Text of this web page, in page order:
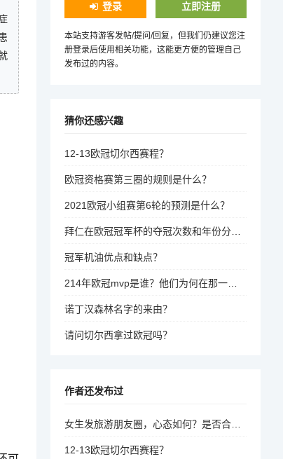
登录 立即注册
本站支持游客发帖/提问/回复，但我们仍建议您注
册登录后使用相关功能，这能更方便的管理自己
发布过的内容。
猜你还感兴趣
12-13欧冠切尔西赛程？
欧冠资格赛第三圈的规则是什么？
2021欧冠小组赛第6轮的预测是什么？
拜仁在欧冠冠军杯的夺冠次数和年份分别是什么？
冠军机油优点和缺点？
214年欧冠mvp是谁？他们为何在那一年取得了辉煌的成就？
诺丁汉森林名字的来由？
请问切尔西拿过欧冠吗？
作者还发布过
女生发旅游朋友圈，心态如何？是否合适？
12-13欧冠切尔西赛程？